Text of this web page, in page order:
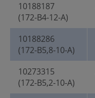
10188187
(172-B4-12-A)
10188286
(172-B5,8-10-A)
10273315
(172-B5,2-10-A)